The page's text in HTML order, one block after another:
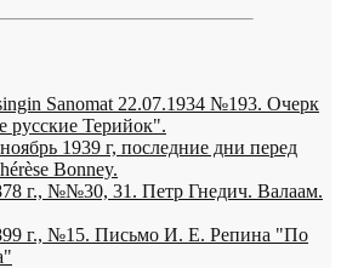
Sanomat 22.07.1934 №193. Очерк
русские Терийок".
1939 г, последние дни перед
Bonney.
г., №№30, 31. Петр Гнедич. Валаам.
г., №15. Письмо И. Е. Репина "По